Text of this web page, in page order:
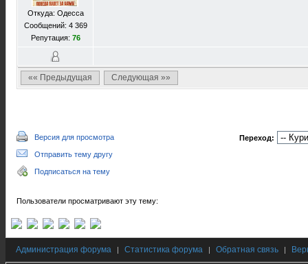
Откуда: Одесса
Сообщений: 4 369
Репутация: 76
«« Предыдущая Следующая »»
Версия для просмотра
Отправить тему другу
Подписаться на тему
Переход:
Пользователи просматривают эту тему:
Администрация форума | Статистика форума | Обратная связь |